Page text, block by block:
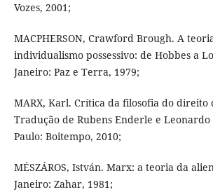
Vozes, 2001;
MACPHERSON, Crawford Brough. A
individualismo possessivo: de Hobbes a
Janeiro: Paz e Terra, 1979;
MARX, Karl. Crítica da filosofia do direito
Tradução de Rubens Enderle e Leonardo
Paulo: Boitempo, 2010;
MÉSZÁROS, István. Marx: a teoria da
Janeiro: Zahar, 1981;